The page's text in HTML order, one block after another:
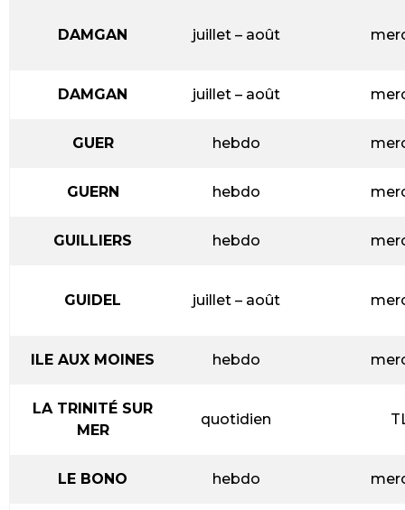
DAMGAN juillet – août
DAMGAN juillet – août
GUER hebdo
GUERN hebdo
GUILLIERS hebdo
GUIDEL juillet – août
ILE AUX MOINES hebdo
LA TRINITÉ SUR
MER
quotidien
LE BONO hebdo